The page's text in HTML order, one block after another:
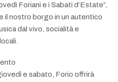
Foriani e i Sabati d’Estate”,
il nostro borgo in un autentico
dal vivo, socialità e
e sabato, Forio offrirà